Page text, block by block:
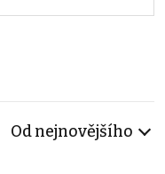
Od nejnovějšího